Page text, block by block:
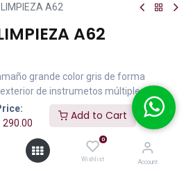
290.00
Add to Cart
0
Wishlist Account
LIMPIEZA A62
A62
grande color gris de forma
de instrumetos múltiples.